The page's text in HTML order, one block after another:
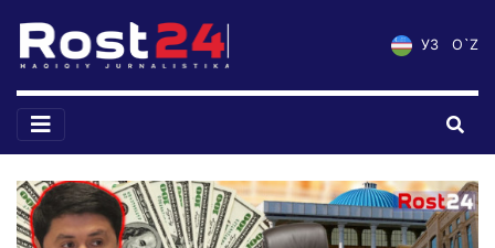
УЗ O`Z